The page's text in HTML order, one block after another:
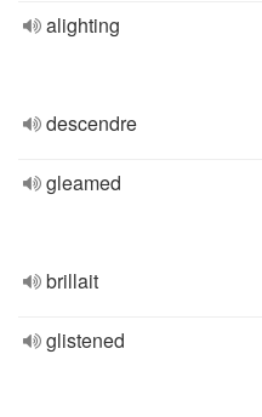
alighting
descendre
gleamed
brillait
glistened